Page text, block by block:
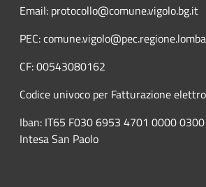
Email: protocollo@comune.vigolo.bg.it
PEC:
CF: 00543080162
Codice univoco per Fatturazione
Iban: IT65 F030 6953 4701 0000
Intesa San Paolo